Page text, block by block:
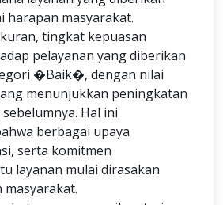
harapan masyarakat.
tingkat kepuasan
pelayanan yang diberikan
�Baik�, dengan nilai
menunjukkan peningkatan
Hal ini
berbagai upaya
serta komitmen
layanan mulai dirasakan